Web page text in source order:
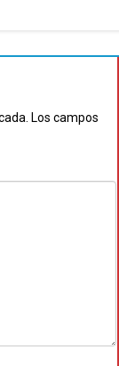
Los campos